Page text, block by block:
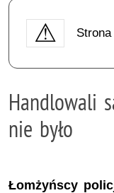
Handlowali
nie było
Łomżyńscy